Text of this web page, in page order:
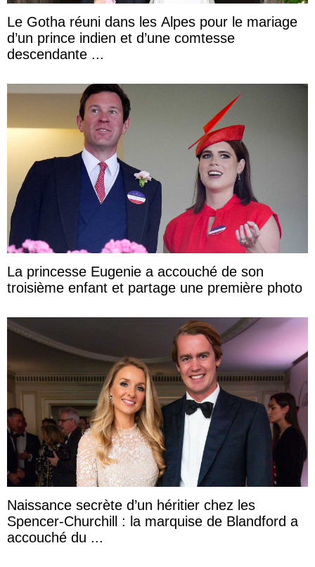
Le Gotha réuni dans les Alpes pour le mariage
d’un prince indien et d’une comtesse
descendante ...
La princesse Eugenie a accouché de son
troisième enfant et partage une première photo
Naissance secrète d’un héritier chez les
Spencer-Churchill : la marquise de Blandford a
accouché du ...